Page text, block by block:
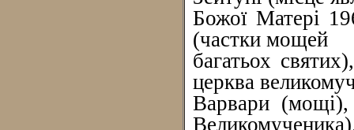
Божої Матері
(частки мощей
багатьох
церква
Варвари (мощі),